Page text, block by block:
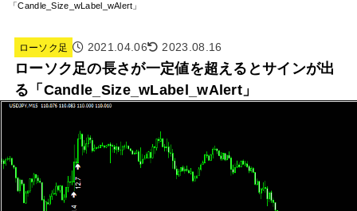
「Candle_Size_wLabel_wAlert」
ローソク足 2021.04.06 2023.08.16
ローソク足の長さが一定値を超えるとサインが出
る「Candle_Size_wLabel_wAlert」